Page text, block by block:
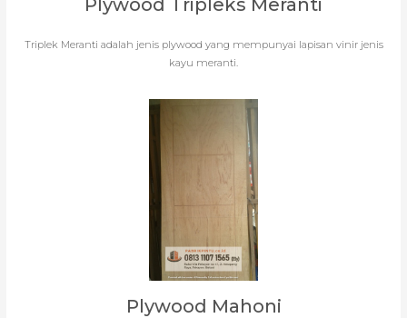
Triplek Meranti adalah jenis plywood yang mempunyai lapisan vinir jenis
kayu meranti.
Plywood Mahoni